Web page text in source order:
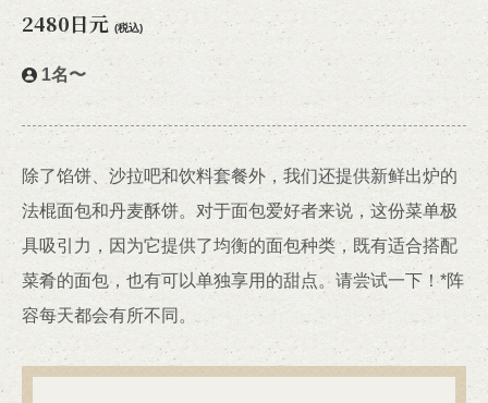
2480日元 (税込)
1名〜
除了馅饼、沙拉吧和饮料套餐外，我们还提供新鲜出炉的
法棍面包和丹麦酥饼。对于面包爱好者来说，这份菜单极
具吸引力，因为它提供了均衡的面包种类，既有适合搭配
菜肴的面包，也有可以单独享用的甜点。请尝试一下！*阵
容每天都会有所不同。